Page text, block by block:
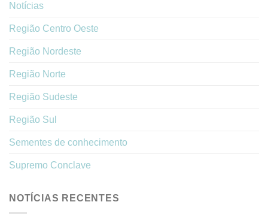
Notícias
Região Centro Oeste
Região Nordeste
Região Norte
Região Sudeste
Região Sul
Sementes de conhecimento
Supremo Conclave
NOTÍCIAS RECENTES